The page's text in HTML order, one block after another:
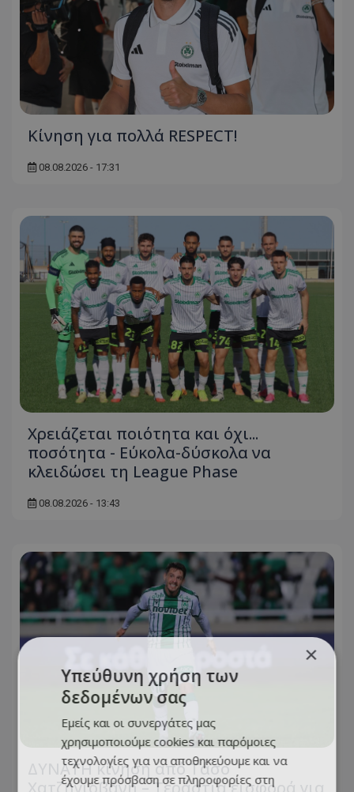
Κίνηση για πολλά RESPECT!
08.08.2026 - 17:31
Χρειάζεται ποιότητα και όχι...
ποσότητα - Εύκολα-δύσκολα να
κλειδώσει τη League Phase
08.08.2026 - 13:43
ΔΥΝΑΤΗ κίνηση από Τάσο
×
Υπεύθυνη χρήση των
δεδομένων σας
Εμείς και οι συνεργάτες μας
χρησιμοποιούμε cookies και παρόμοιες
τεχνολογίες για να αποθηκεύουμε και να
έχουμε πρόσβαση σε πληροφορίες στη